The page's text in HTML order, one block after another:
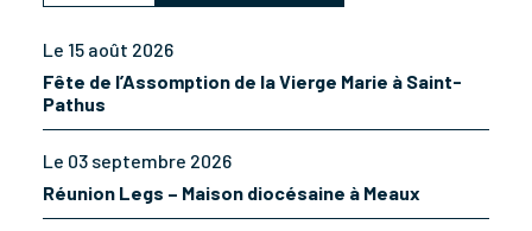
Le 15 août 2026
Fête de l’Assomption de la Vierge Marie à Saint-
Pathus
Le 03 septembre 2026
Réunion Legs – Maison diocésaine à Meaux